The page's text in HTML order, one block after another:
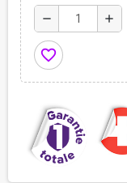
remove add
favorite_border